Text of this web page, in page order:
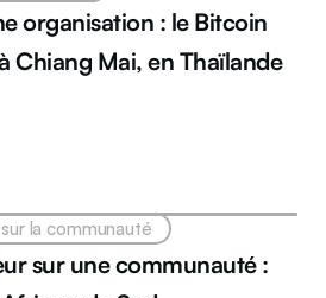
organisation : le Bitcoin
Chiang Mai, en Thaïlande
la communauté
sur une communauté :